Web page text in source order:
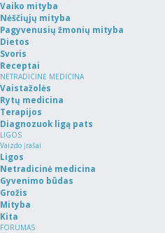
Vaiko mityba
Nėščiųjų mityba
Pagyvenusių žmonių mityba
Dietos
Svoris
Receptai
NETRADICINĖ MEDICINA
Vaistažolės
Rytų medicina
Terapijos
Diagnozuok ligą pats
LIGOS
Vaizdo įrašai
Ligos
Netradicinė medicina
Gyvenimo būdas
Grožis
Mityba
Kita
FORUMAS